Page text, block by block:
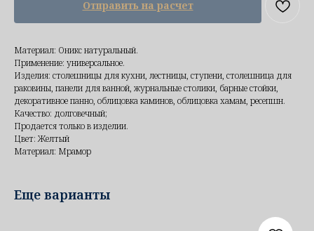
Отправить на расчет
Материал: Оникс натуральный.
Применение: универсальное.
Изделия: столешницы для кухни, лестницы, ступени, столешница для
раковины, панели для ванной, журнальные столики, барные стойки,
декоративное панно, облицовка каминов, облицовка хамам, ресепшн.
Качество: долговечный;
Продается только в изделии.
Цвет: Желтый
Материал: Мрамор
Еще варианты